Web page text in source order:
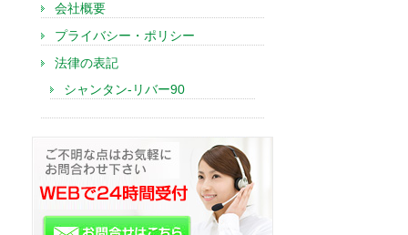
会社概要
プライバシー・ポリシー
法律の表記
シャンタン-リバー90